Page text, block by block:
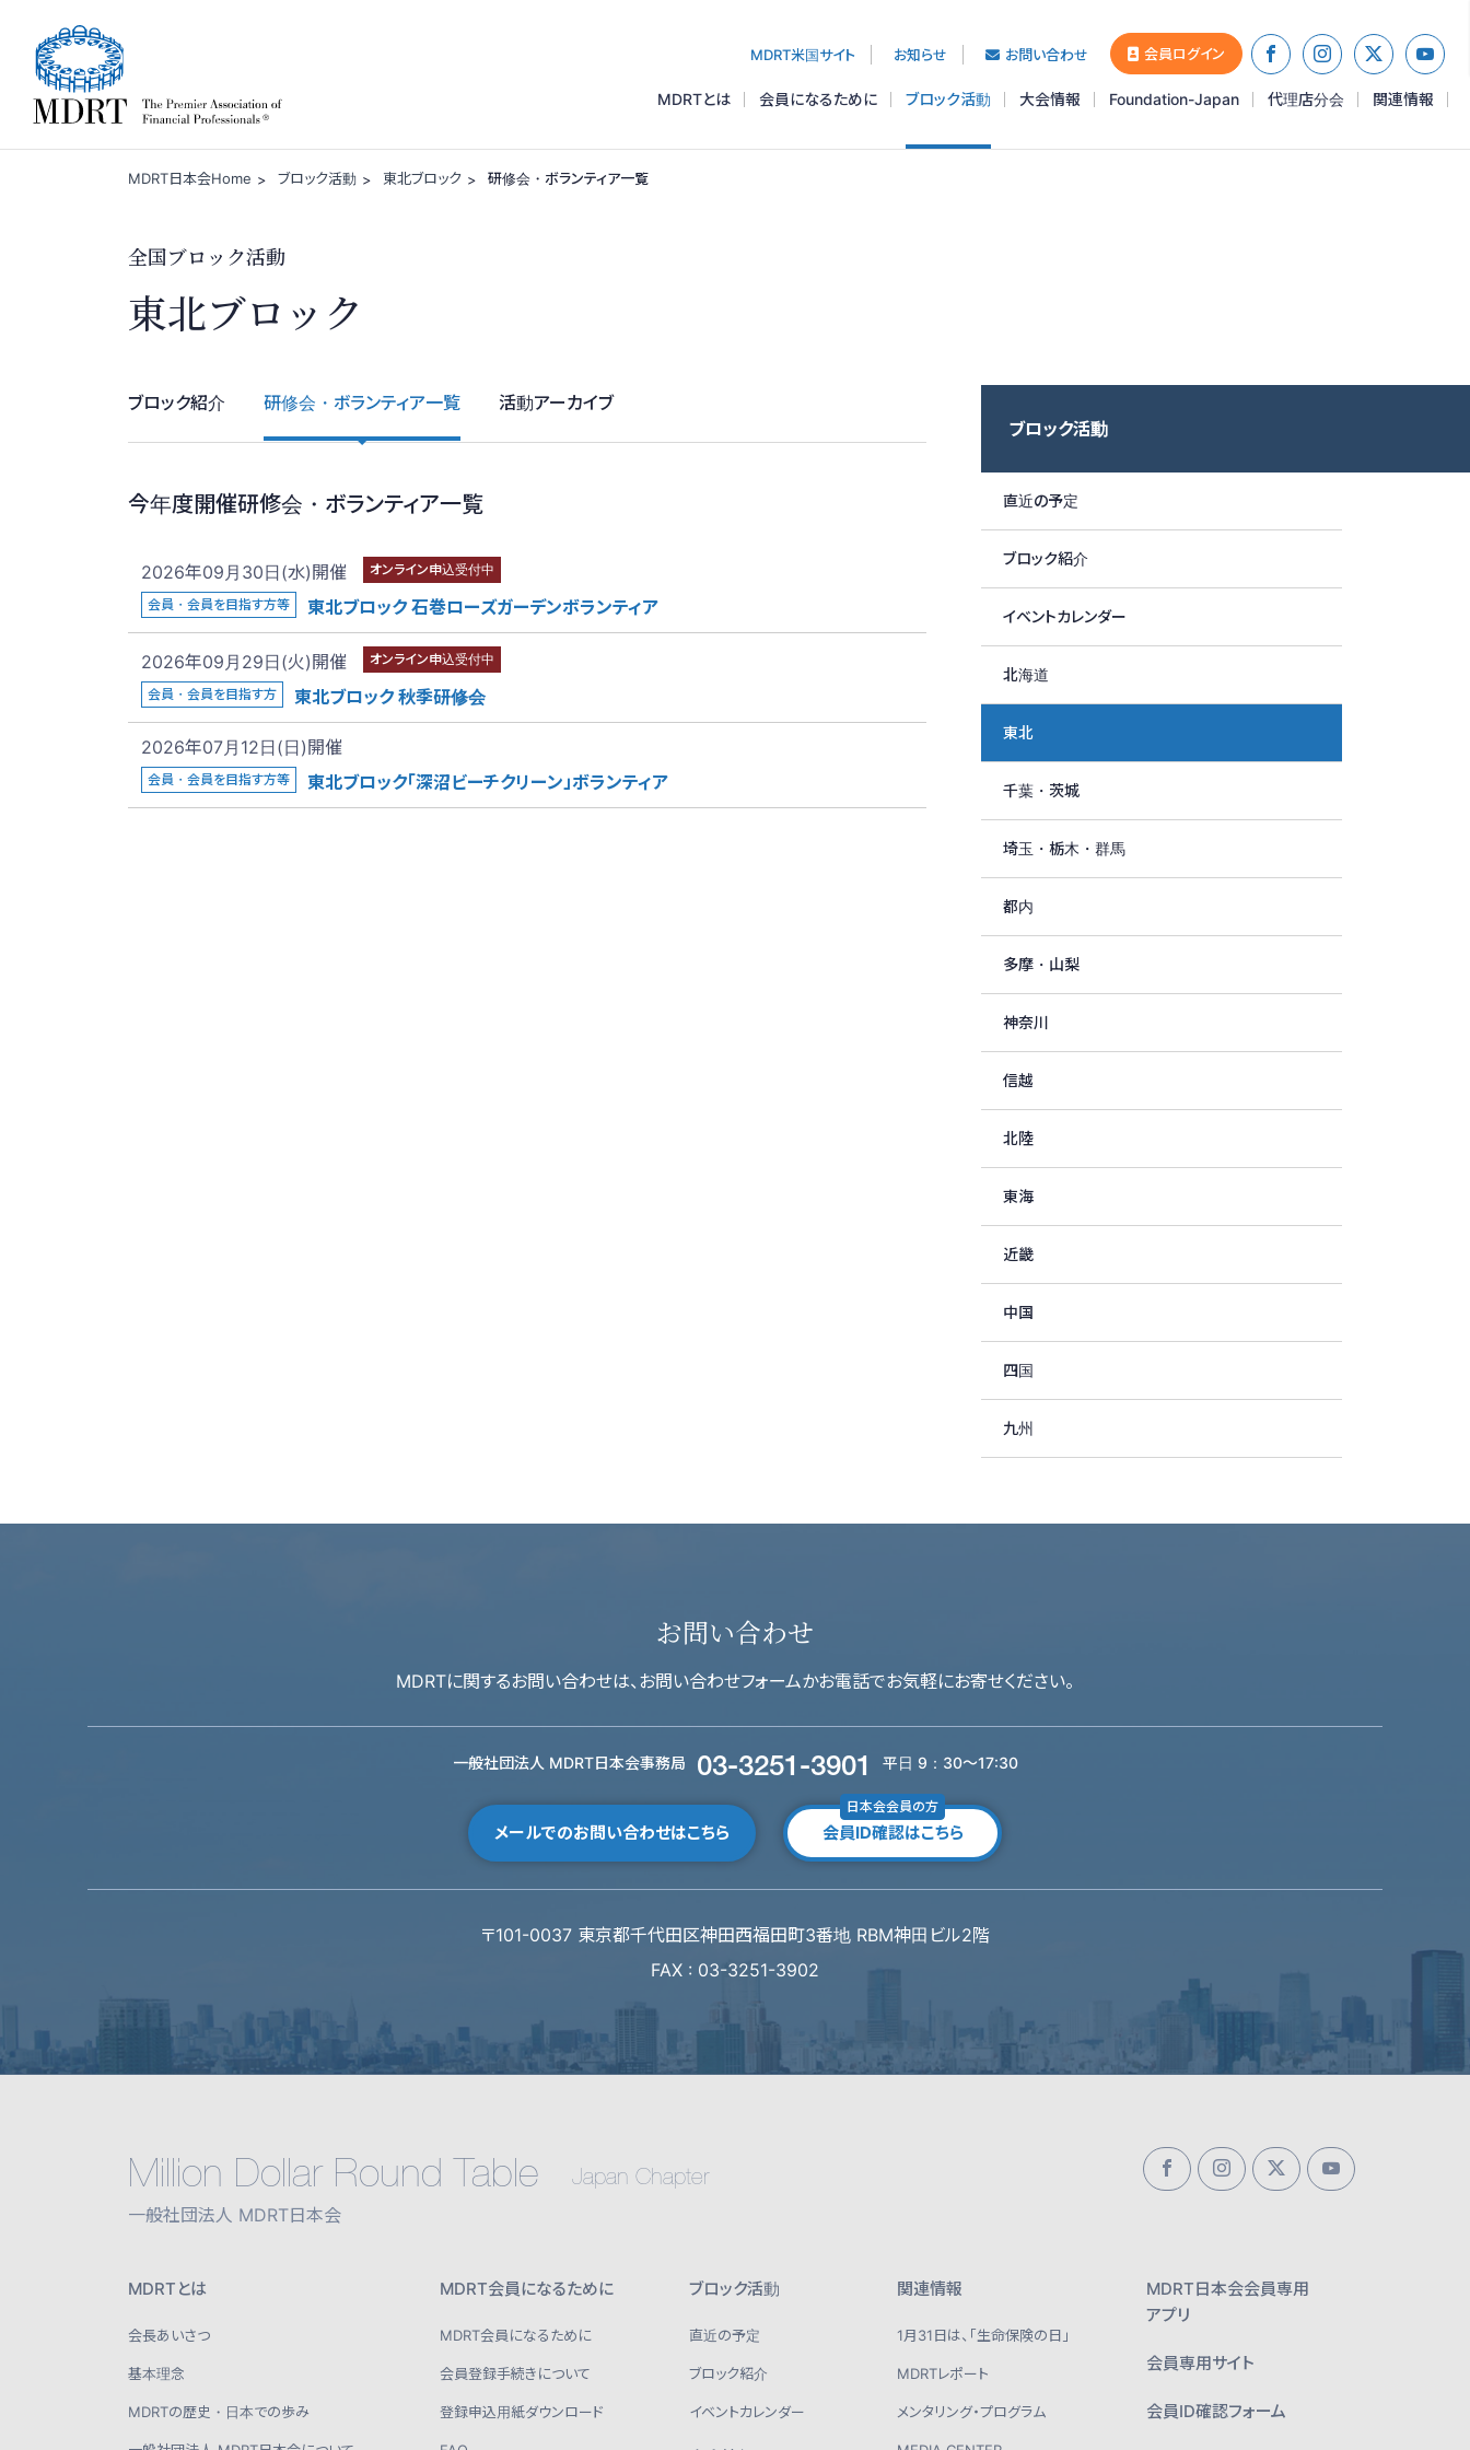
MDRT米国サイト お知らせ お問い合わせ 会員ログイン
MDRTとは 会員になるために ブロック活動 大会情報 Foundation-Japan 代理店分会 関連情報
MDRT日本会Home ブロック活動 東北ブロック 研修会・ボランティア一覧
全国ブロック活動
東北ブロック
ブロック紹介 研修会・ボランティア一覧 活動アーカイブ
今年度開催研修会・ボランティア一覧
2026年09月30日(水)開催 オンライン申込受付中
会員・会員を目指す方等 東北ブロック 石巻ローズガーデンボランティア
2026年09月29日(火)開催 オンライン申込受付中
会員・会員を目指す方 東北ブロック 秋季研修会
2026年07月12日(日)開催
会員・会員を目指す方等 東北ブロック「深沼ビーチクリーン」ボランティア
ブロック活動
直近の予定
ブロック紹介
イベントカレンダー
北海道
東北
千葉・茨城
埼玉・栃木・群馬
都内
多摩・山梨
神奈川
信越
北陸
東海
近畿
中国
四国
九州
お問い合わせ
MDRTに関するお問い合わせは、お問い合わせフォームかお電話でお気軽にお寄せください。
一般社団法人 MDRT日本会事務局 03-3251-3901 平日 9：30～17:30
メールでのお問い合わせはこちら
日本会会員の方
会員ID確認はこちら
〒101-0037 東京都千代田区神田西福田町3番地 RBM神田ビル2階
FAX : 03-3251-3902
Million Dollar Round Table Japan Chapter
一般社団法人 MDRT日本会
MDRTとは
会長あいさつ
基本理念
MDRTの歴史・日本での歩み
MDRT会員になるために
MDRT会員になるために
会員登録手続きについて
登録申込用紙ダウンロード
ブロック活動
直近の予定
ブロック紹介
イベントカレンダー
関連情報
1月31日は、「生命保険の日」
MDRTレポート
メンタリング・プログラム
MDRT日本会会員専用
アプリ
会員専用サイト
会員ID確認フォーム